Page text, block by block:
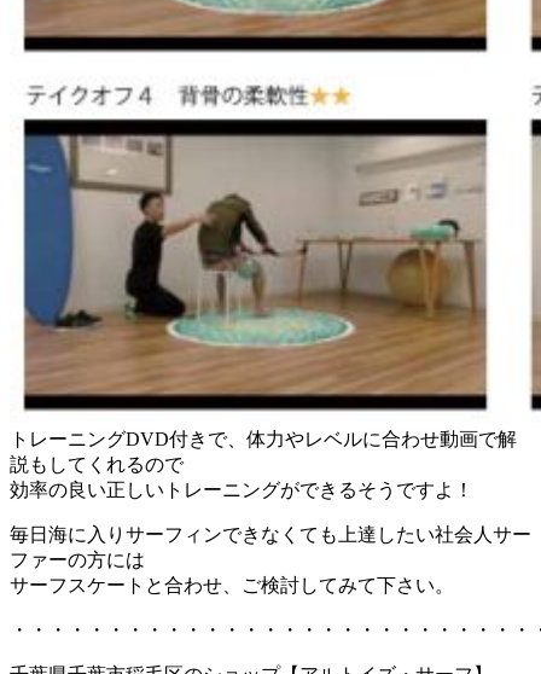
トレーニングDVD付きで、体力やレベルに合わせ動画で解
説もしてくれるので
効率の良い正しいトレーニングができるそうですよ！
毎日海に入りサーフィンできなくても上達したい社会人サー
ファーの方には
サーフスケートと合わせ、ご検討してみて下さい。
・・・・・・・・・・・・・・・・・・・・・・・・・・・